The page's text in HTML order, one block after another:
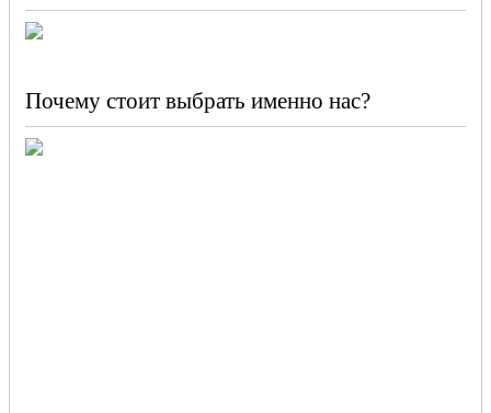
Почему стоит выбрать именно нас?